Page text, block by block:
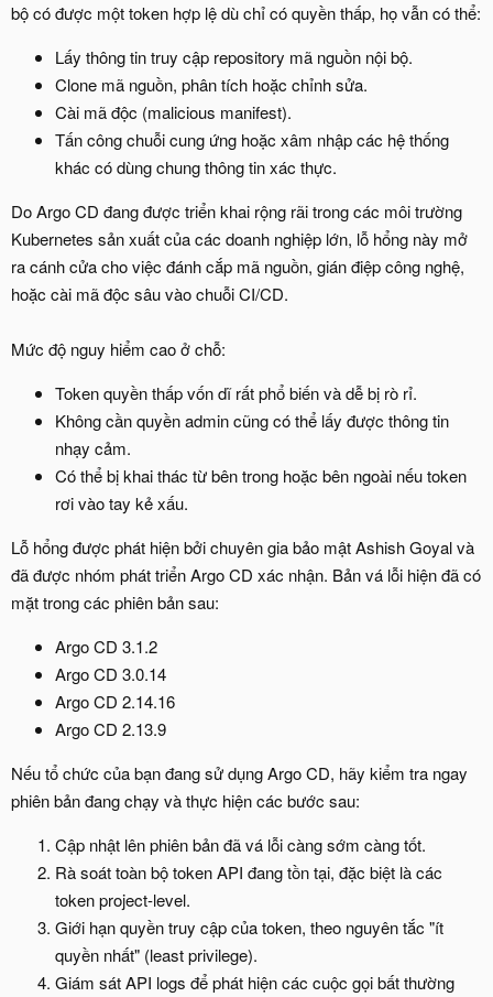
bộ có được một token hợp lệ dù chỉ có quyền thấp, họ vẫn có thể:
Lấy thông tin truy cập repository mã nguồn nội bộ.
Clone mã nguồn, phân tích hoặc chỉnh sửa.
Cài mã độc (malicious manifest).
Tấn công chuỗi cung ứng hoặc xâm nhập các hệ thống
khác có dùng chung thông tin xác thực.
Do Argo CD đang được triển khai rộng rãi trong các môi trường
Kubernetes sản xuất của các doanh nghiệp lớn, lỗ hổng này mở
ra cánh cửa cho việc đánh cắp mã nguồn, gián điệp công nghệ,
hoặc cài mã độc sâu vào chuỗi CI/CD.
Mức độ nguy hiểm cao ở chỗ:
Token quyền thấp vốn dĩ rất phổ biến và dễ bị rò rỉ.
Không cần quyền admin cũng có thể lấy được thông tin
nhạy cảm.
Có thể bị khai thác từ bên trong hoặc bên ngoài nếu token
rơi vào tay kẻ xấu.
Lỗ hổng được phát hiện bởi chuyên gia bảo mật Ashish Goyal và
đã được nhóm phát triển Argo CD xác nhận. Bản vá lỗi hiện đã có
mặt trong các phiên bản sau:
Argo CD 3.1.2
Argo CD 3.0.14
Argo CD 2.14.16
Argo CD 2.13.9
Nếu tổ chức của bạn đang sử dụng Argo CD, hãy kiểm tra ngay
phiên bản đang chạy và thực hiện các bước sau:
Cập nhật lên phiên bản đã vá lỗi càng sớm càng tốt.
Rà soát toàn bộ token API đang tồn tại, đặc biệt là các
token project-level.
Giới hạn quyền truy cập của token, theo nguyên tắc "ít
quyền nhất" (least privilege).
Giám sát API logs để phát hiện các cuộc gọi bất thường